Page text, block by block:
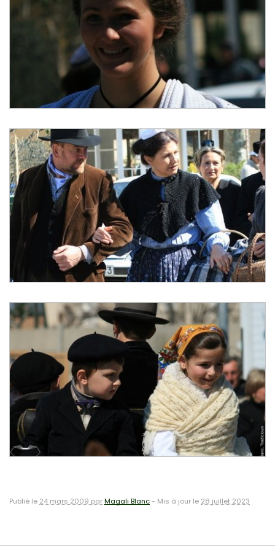
Publié le 24 mars 2009 parMagali Blanc- Mis à jour le 28 juillet 2023